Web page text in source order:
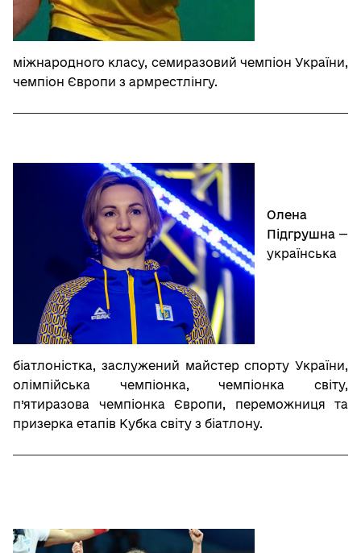
міжнародного класу, семиразовий чемпіон України,
чемпіон Європи з армрестлінгу.
Олена
Підгрушна —
українська
біатлоністка, заслужений майстер спорту України,
олімпійська чемпіонка, чемпіонка світу,
п’ятиразова чемпіонка Європи, переможниця та
призерка етапів Кубка світу з біатлону.